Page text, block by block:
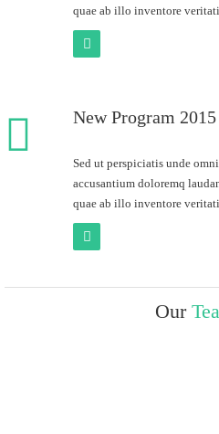
quae ab illo inventore
New Program 2015
Sed ut perspiciatis unde
accusantium doloremq
quae ab illo inventore
Our